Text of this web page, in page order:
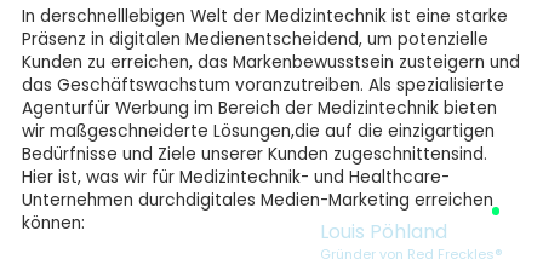
In derschnelllebigen Welt der Medizintechnik ist eine starke
Präsenz in digitalen Medienentscheidend, um potenzielle
Kunden zu erreichen, das Markenbewusstsein zusteigern und
das Geschäftswachstum voranzutreiben. Als spezialisierte
Agenturfür Werbung im Bereich der Medizintechnik bieten
wir maßgeschneiderte Lösungen,die auf die einzigartigen
Bedürfnisse und Ziele unserer Kunden zugeschnittensind.
Hier ist, was wir für Medizintechnik- und Healthcare-
Unternehmen durchdigitales Medien-Marketing erreichen
können:
Louis Pöhland
Gründer von Red Freckles®